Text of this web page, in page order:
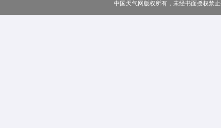
中国天气网版权所有，未经书面授权